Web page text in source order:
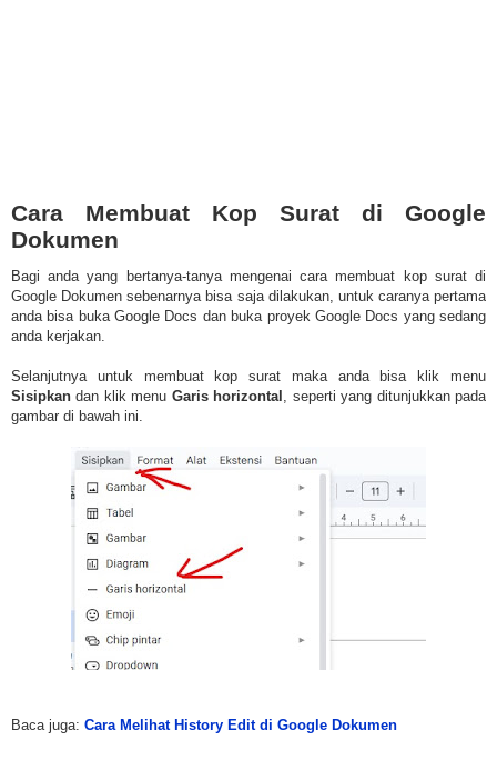
Cara Membuat Kop Surat di Google
Dokumen
Bagi anda yang bertanya-tanya mengenai cara membuat kop surat di
Google Dokumen sebenarnya bisa saja dilakukan, untuk caranya pertama
anda bisa buka Google Docs dan buka proyek Google Docs yang sedang
anda kerjakan.
Selanjutnya untuk membuat kop surat maka anda bisa klik menu
Sisipkandan klik menu Garis horizontal , seperti yang ditunjukkan pada
gambar di bawah ini.
Baca juga: Cara Melihat History Edit di Google Dokumen